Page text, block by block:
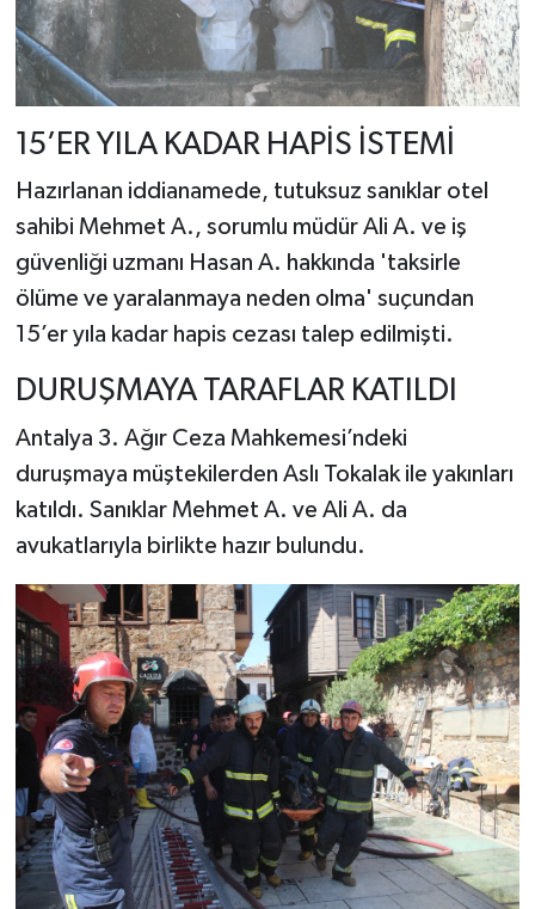
15’ER YILA KADAR HAPİS İSTEMİ
Hazırlanan iddianamede, tutuksuz sanıklar otel
sahibi Mehmet A., sorumlu müdür Ali A. ve iş
güvenliği uzmanı Hasan A. hakkında 'taksirle
ölüme ve yaralanmaya neden olma' suçundan
15’er yıla kadar hapis cezası talep edilmişti.
DURUŞMAYA TARAFLAR KATILDI
Antalya 3. Ağır Ceza Mahkemesi’ndeki
duruşmaya müştekilerden Aslı Tokalak ile yakınları
katıldı. Sanıklar Mehmet A. ve Ali A. da
avukatlarıyla birlikte hazır bulundu.